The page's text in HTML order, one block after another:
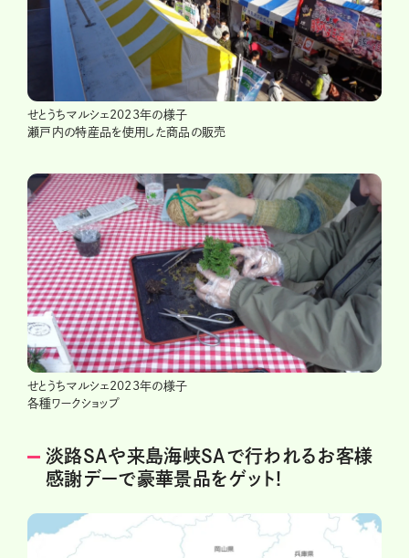
せとうちマルシェ2023年の様子
瀬戸内の特産品を使用した商品の販売
せとうちマルシェ2023年の様子
各種ワークショップ
淡路SAや来島海峡SAで行われるお客様
感謝デーで豪華景品をゲット!